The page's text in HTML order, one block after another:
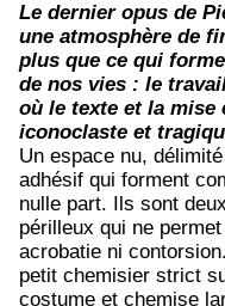
Le dernier opus de
une atmosphère de
plus que ce qui
de nos vies : le
où le texte et la mise
iconoclaste et
Un espace nu,
adhésif qui forment
nulle part. Ils sont
périlleux qui ne
acrobatie ni
petit chemisier strict
costume et chemise